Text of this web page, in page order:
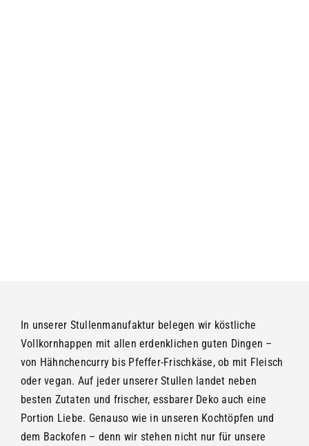
In unserer Stullenmanufaktur belegen wir köstliche
Vollkornhappen mit allen erdenklichen guten Dingen –
von Hähnchencurry bis Pfeffer-Frischkäse, ob mit Fleisch
oder vegan. Auf jeder unserer Stullen landet neben
besten Zutaten und frischer, essbarer Deko auch eine
Portion Liebe. Genauso wie in unseren Kochtöpfen und
dem Backofen – denn wir stehen nicht nur für unsere